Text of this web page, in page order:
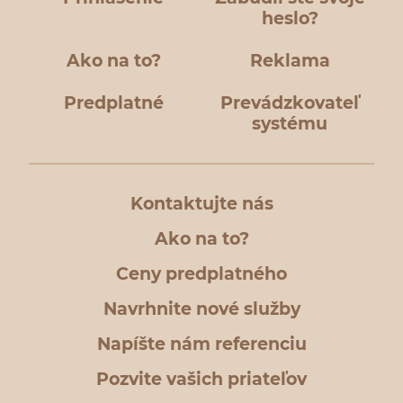
heslo?
Ako na to? Reklama
Predplatné
Prevádzkovateľ
systému
Kontaktujte nás
Ako na to?
Ceny predplatného
Navrhnite nové služby
Napíšte nám referenciu
Pozvite vašich priateľov